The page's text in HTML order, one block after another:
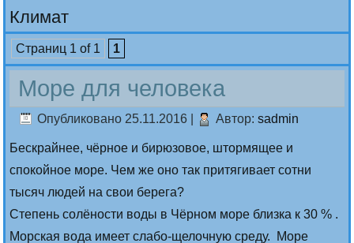
Климат
Страниц 1 of 1 1
Море для человека
Опубликовано 25.11.2016 Автор: sadmin
Бескрайнее, чёрное и бирюзовое, штормящее и
спокойное море. Чем же оно так притягивает сотни
тысяч людей на свои берега?
Степень солёности воды в Чёрном море близка к 30 % .
Морская вода имеет слабо-щелочную среду. Море